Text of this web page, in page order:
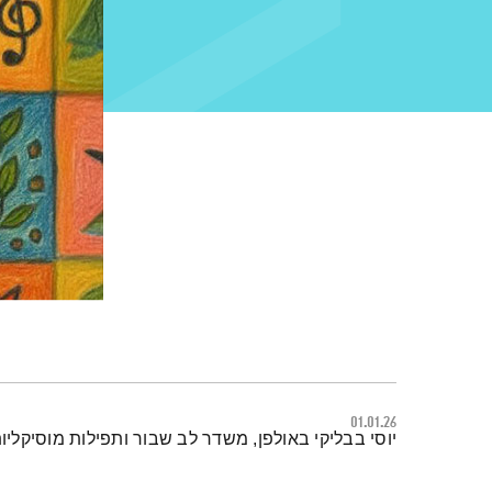
01.01.26
תמצית הפודקאסט
יוסי בבליקי באולפן, משדר לב שבור ותפילות